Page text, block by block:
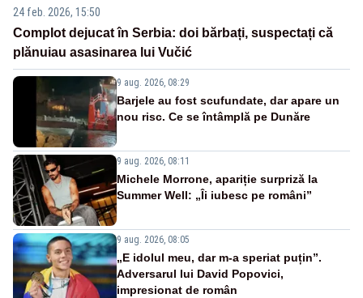
24 feb. 2026, 15:50
Complot dejucat în Serbia: doi bărbați, suspectați că
plănuiau asasinarea lui Vučić
9 aug. 2026, 08:29
Barjele au fost scufundate, dar apare un
nou risc. Ce se întâmplă pe Dunăre
9 aug. 2026, 08:11
Michele Morrone, apariție surpriză la
Summer Well: „Îi iubesc pe români”
9 aug. 2026, 08:05
„E idolul meu, dar m-a speriat puțin”.
Adversarul lui David Popovici,
impresionat de român